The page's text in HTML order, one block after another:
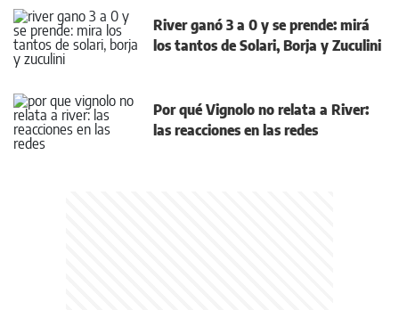
River ganó 3 a 0 y se prende: mirá
los tantos de Solari, Borja y Zuculini
Por qué Vignolo no relata a River:
las reacciones en las redes